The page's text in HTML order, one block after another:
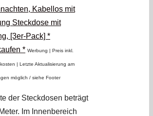
Kabellos mit
Steckdose mit
[3er-Pack] *
* Werbung | Preis inkl.
| Letzte Aktualisierung am
möglich / siehe Footer
der Steckdosen beträgt
Im Innenbereich